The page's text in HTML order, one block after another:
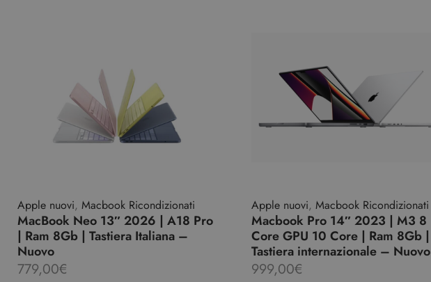
Apple nuovi, Macbook Ricondizionati
MacBook Neo 13″ 2026 | A18 Pro
| Ram 8Gb | Tastiera Italiana –
Nuovo
779,00€
Apple nuovi, Macbook Ricondizionati
Macbook Pro 14″ 2023 | M3 8
Core GPU 10 Core | Ram 8Gb |
Tastiera internazionale – Nuovo
999,00€